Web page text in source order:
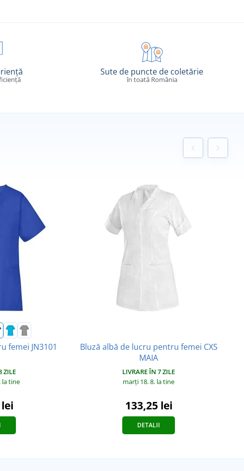
Sute de puncte de coletărie
în toată România
femei JN3101
ZILE
la tine
Bluză albă de lucru pentru femei CXS
MAIA
LIVRARE ÎN 7 ZILE
marți 18. 8. la tine
133,25 lei
DETALII